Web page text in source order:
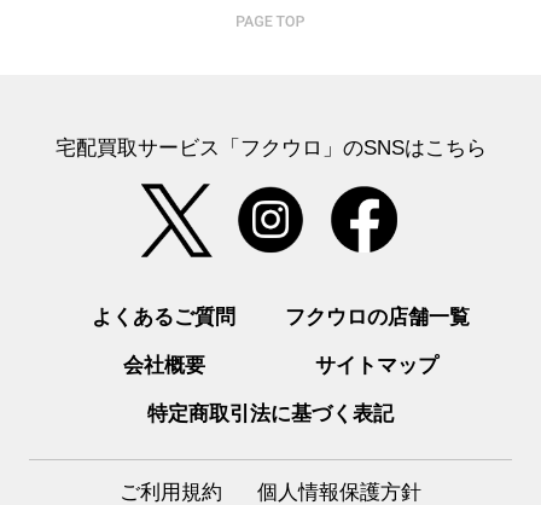
宅配買取サービス「フクウロ」のSNSはこちら
よくあるご質問 フクウロの店舗一覧
会社概要 サイトマップ
特定商取引法に基づく表記
ご利用規約 個人情報保護方針